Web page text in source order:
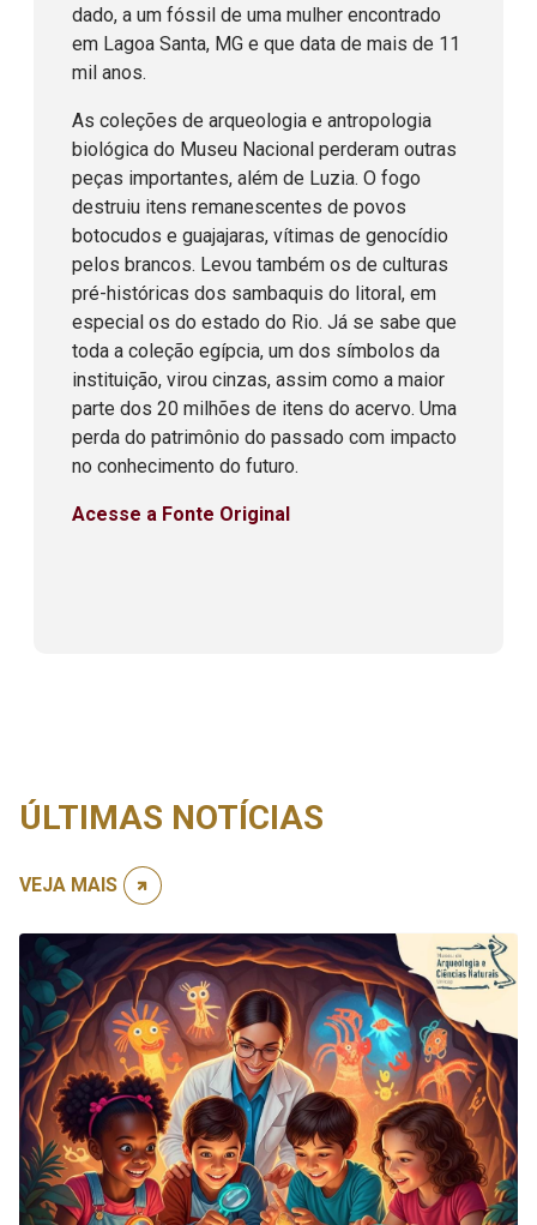
dado, a um fóssil de uma mulher encontrado
em Lagoa Santa, MG e que data de mais de 11
mil anos.
As coleções de arqueologia e antropologia
biológica do Museu Nacional perderam outras
peças importantes, além de Luzia. O fogo
destruiu itens remanescentes de povos
botocudos e guajajaras, vítimas de genocídio
pelos brancos. Levou também os de culturas
pré-históricas dos sambaquis do litoral, em
especial os do estado do Rio. Já se sabe que
toda a coleção egípcia, um dos símbolos da
instituição, virou cinzas, assim como a maior
parte dos 20 milhões de itens do acervo. Uma
perda do patrimônio do passado com impacto
no conhecimento do futuro.
Acesse a Fonte Original
ÚLTIMAS NOTÍCIAS
VEJA MAIS